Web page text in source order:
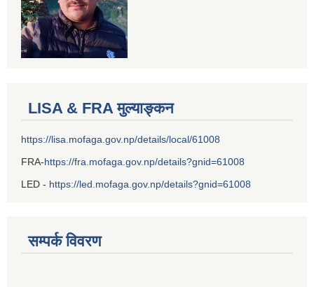
LISA & FRA मुल्याङ्कन
https://lisa.mofaga.gov.np/details/local/61008
FRA-https://fra.mofaga.gov.np/details?gnid=61008
LED - https://led.mofaga.gov.np/details?gnid=61008
सम्पर्क विवरण